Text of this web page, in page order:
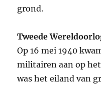
grond.
Tweede
Op 16 mei 1940
militairen aan op
was het eiland van